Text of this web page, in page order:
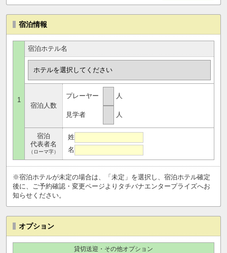
宿泊情報
1
宿泊ホテル名
宿泊人数
プレーヤー 人
見学者 人
宿泊
代表者名
（ローマ字）
姓
名
※宿泊ホテルが未定の場合は、「未定」を選択し、宿泊ホテル確定
後に、ご予約確認・変更ページよりタチバナエンタープライズへお
知らせください。
オプション
貸切送迎・その他オプション